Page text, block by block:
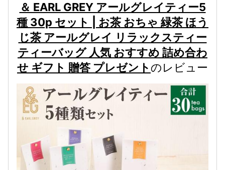
＆ EARL GREY アールグレイティー5
種 30p セット | お茶 おちゃ 緑茶 ほう
じ茶 アールグレイ リラックスティー
ティーバッグ 人気 おすすめ 詰め合わ
せ ギフト 贈答 プレゼントのレビュー